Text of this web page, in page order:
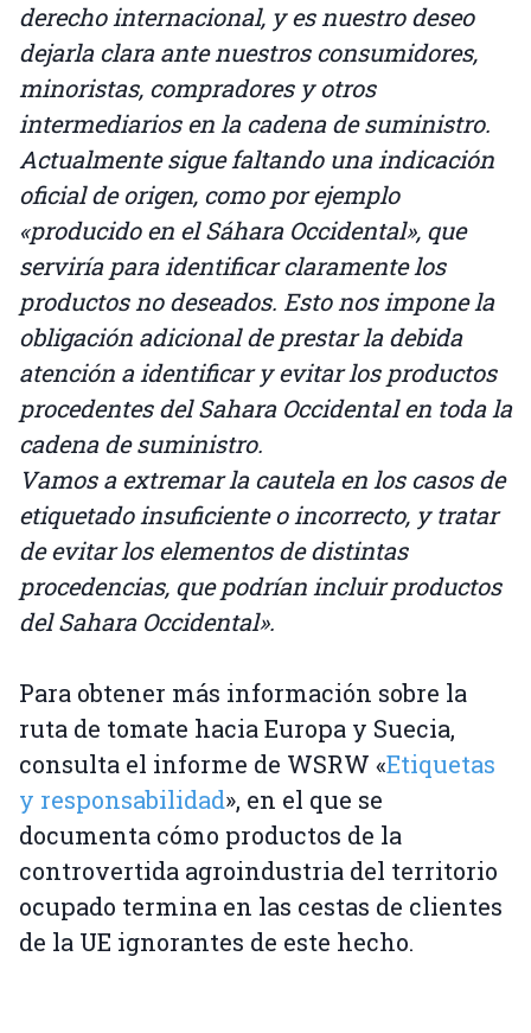
derecho internacional, y es nuestro deseo
dejarla clara ante nuestros consumidores,
minoristas, compradores y otros
intermediarios en la cadena de suministro.
Actualmente sigue faltando una indicación
oficial de origen, como por ejemplo
«producido en el Sáhara Occidental», que
serviría para identificar claramente los
productos no deseados. Esto nos impone la
obligación adicional de prestar la debida
atención a identificar y evitar los productos
procedentes del Sahara Occidental en toda la
cadena de suministro.
Vamos a extremar la cautela en los casos de
etiquetado insuficiente o incorrecto, y tratar
de evitar los elementos de distintas
procedencias, que podrían incluir productos
del Sahara Occidental».
Para obtener más información sobre la
ruta de tomate hacia Europa y Suecia,
consulta el informe de WSRW «Etiquetas
y responsabilidad», en el que se
documenta cómo productos de la
controvertida agroindustria del territorio
ocupado termina en las cestas de clientes
de la UE ignorantes de este hecho.